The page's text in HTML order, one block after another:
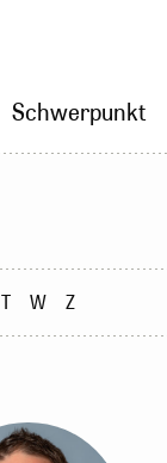
Schwerpunkt
T W Z